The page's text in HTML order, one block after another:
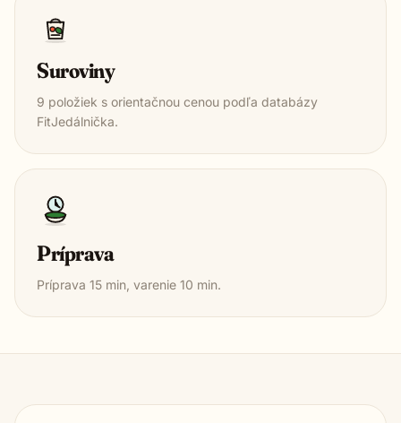
Suroviny
9 položiek s orientačnou cenou podľa databázy
FitJedálnička.
Príprava
Príprava 15 min, varenie 10 min.